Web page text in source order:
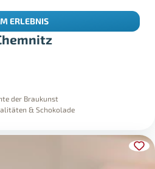
der Braukunst
& Schokolade
ERLEBNIS